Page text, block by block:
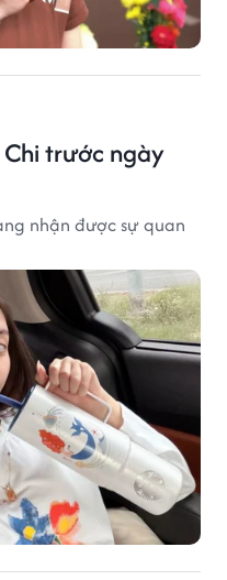
trước ngày
nhận được sự quan